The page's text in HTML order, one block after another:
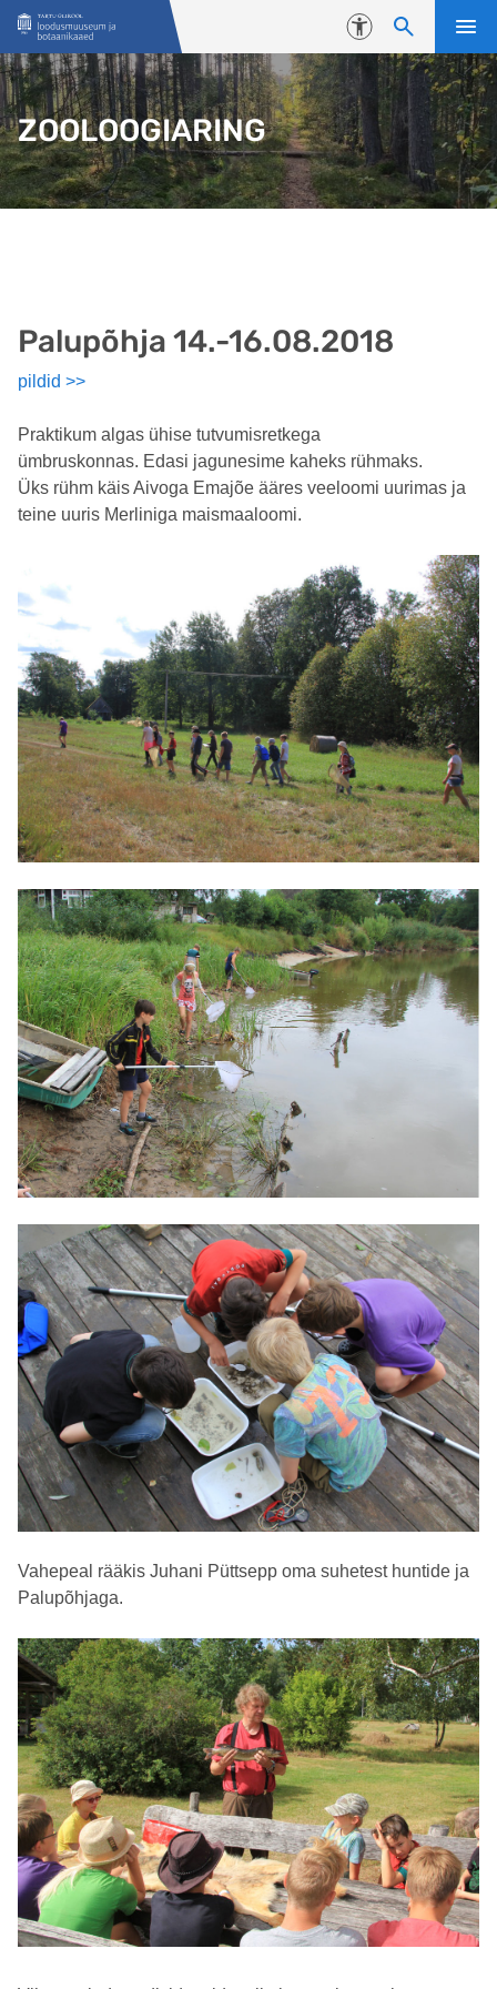
Liigu edasi põhisisu juurde
Juurdepääsetavus
ZOOLOOGIARING
Palupõhja 14.-16.08.2018
pildid >>
Praktikum algas ühise tutvumisretkega
ümbruskonnas. Edasi jagunesime kaheks rühmaks.
Üks rühm käis Aivoga Emajõe ääres veeloomi uurimas ja
teine uuris Merliniga maismaaloomi.
Vahepeal rääkis Juhani Püttsepp oma suhetest huntide ja
Palupõhjaga.